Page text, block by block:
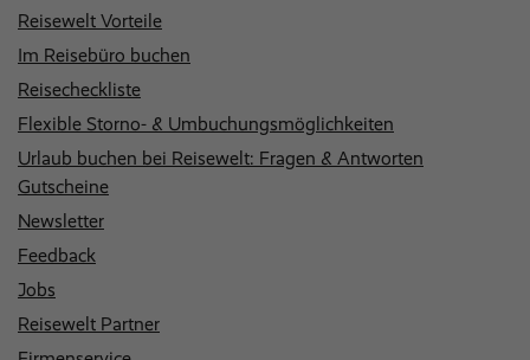
Reisewelt Vorteile
Im Reisebüro buchen
Reisecheckliste
Flexible Storno- & Umbuchungsmöglichkeiten
Urlaub buchen bei Reisewelt: Fragen & Antworten
Gutscheine
Newsletter
Feedback
Jobs
Reisewelt Partner